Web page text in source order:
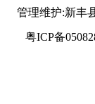
管理维护:新丰
粤ICP备